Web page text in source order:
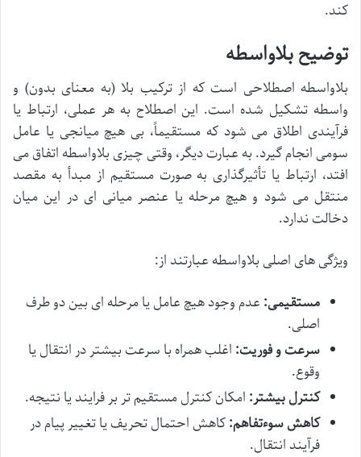
کند.
توضیح بلاواسطه
بلاواسطه اصطلاحی است که از ترکیب بلا (به معنای بدون) و
واسطه تشکیل شده است. این اصطلاح به هر عملی، ارتباط یا
فرآیندی اطلاق می شود که مستقیماً، بی هیچ میانجی یا عامل
سومی انجام گیرد. به عبارت دیگر، وقتی چیزی بلاواسطه اتفاق می
افتد، ارتباط یا تأثیرگذاری به صورت مستقیم از مبدأ به مقصد
منتقل می شود و هیچ مرحله یا عنصر میانی ای در این میان
دخالت ندارد.
ویژگی های اصلی بلاواسطه عبارتند از:
مستقیمی: عدم وجود هیچ عامل یا مرحله ای بین دو طرف
اصلی.
سرعت و فوریت: اغلب همراه با سرعت بیشتر در انتقال یا
وقوع.
کنترل بیشتر: امکان کنترل مستقیم تر بر فرایند یا نتیجه.
کاهش سوءتفاهم:کاهش احتمال تحریف یا تغییر پیام در
فرآیند انتقال.